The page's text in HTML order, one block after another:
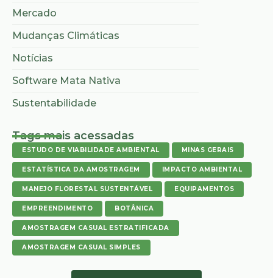
Mercado
Mudanças Climáticas
Notícias
Software Mata Nativa
Sustentabilidade
Tags mais acessadas
ESTUDO DE VIABILIDADE AMBIENTAL MINAS GERAIS
ESTATÍSTICA DA AMOSTRAGEM IMPACTO AMBIENTAL
MANEJO FLORESTAL SUSTENTÁVEL EQUIPAMENTOS
EMPREENDIMENTO BOTÂNICA
AMOSTRAGEM CASUAL ESTRATIFICADA
AMOSTRAGEM CASUAL SIMPLES